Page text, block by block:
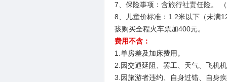
7、保险事项：含旅行社责任险。
8、儿童价标准：1.2米以下（未满
孩购买全程火车票加400元。
费用不含：
1.单房差及加床费用。
2.因交通延阻、罢工、天气、飞机
3.因旅游者违约、自身过错、自身